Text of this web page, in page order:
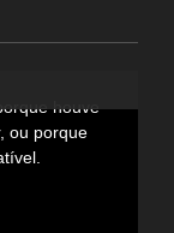
houve
ou porque